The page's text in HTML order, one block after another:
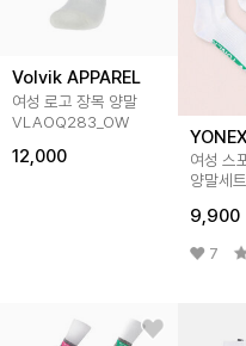
Volvik APPAREL
여성 로고 장목 양말
VLAOQ283_OW
12,000
YONEX
여성 스
양말세
9,900
7